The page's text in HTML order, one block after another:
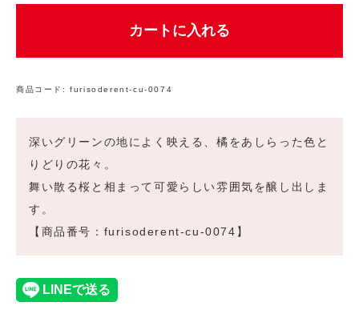
カートに入れる
商品コード:furisoderent-cu-0074
深いグリーンの地によく映える、橘をあしらった色と
りどりの花々。
舞い散る桜と相まって可愛らしい雰囲気を醸し出しま
す。
【商品番号：furisoderent-cu-0074】